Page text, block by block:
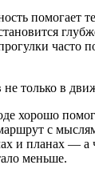
помогает
часто
не только в
хорошо
с
и планах — а
меньше.